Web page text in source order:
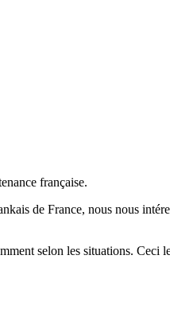
française.
de France, nous nous
selon les situations. Ceci